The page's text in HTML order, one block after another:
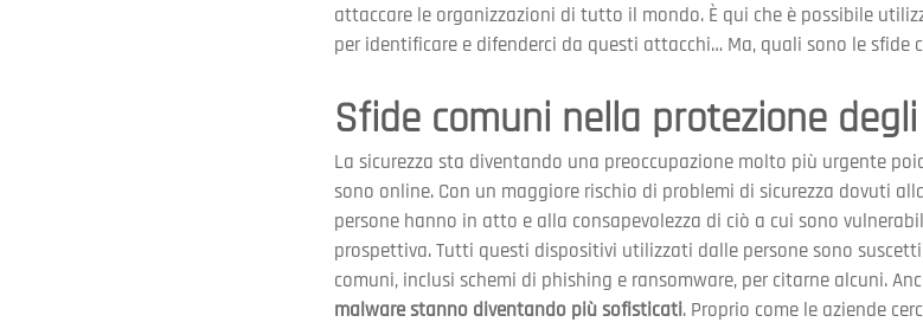
attaccare le organizzazioni di tutto il mondo. È qui che è possibile
per identificare e difenderci da questi attacchi… Ma, quali sono le sfide
Sfide comuni nella protezione
La sicurezza sta diventando una preoccupazione molto più urgente
sono online. Con un maggiore rischio di problemi di sicurezza dovuti
persone hanno in atto e alla consapevolezza di ciò a cui sono
prospettiva. Tutti questi dispositivi utilizzati dalle persone sono
comuni, inclusi schemi di phishing e ransomware, per citarne alcuni.
malware stanno diventando più sofisticati. Proprio come le aziende